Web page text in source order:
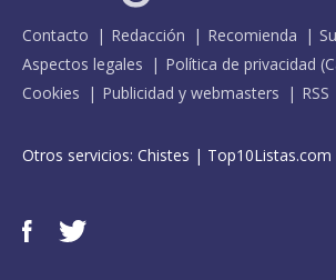
Contacto Redacción Recomienda
Aspectos legales
Política de privacidad (
Cookies
Publicidad y webmasters RSS
Otros servicios: Chistes | Top10Listas.com